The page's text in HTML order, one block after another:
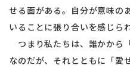
せる面がある。自分が意味の
いることに張り合いを感じら
つまり私たちは、誰かから
なのだが、それとともに「愛